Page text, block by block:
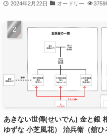
2024年2月22日 オードリー
あきない世傳(せいでん) 金と銀
ゆずな 小芝風花） 治兵衛（舘ひ